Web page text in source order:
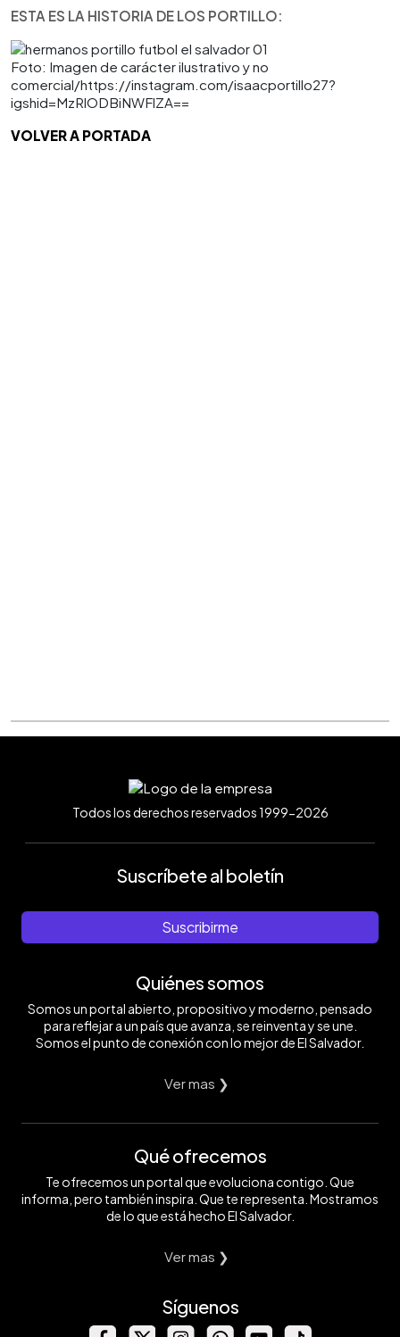
ESTA ES LA HISTORIA DE LOS PORTILLO:
Foto: Imagen de carácter ilustrativo y no
comercial/https://instagram.com/isaacportillo27?
igshid=MzRlODBiNWFlZA==
VOLVER A PORTADA
Todos los derechos reservados 1999-2026
Suscríbete al boletín
Suscribirme
Quiénes somos
Somos un portal abierto, propositivo y moderno, pensado
para reflejar a un país que avanza, se reinventa y se une.
Somos el punto de conexión con lo mejor de El Salvador.
Ver mas ❯
Qué ofrecemos
Te ofrecemos un portal que evoluciona contigo. Que
informa, pero también inspira. Que te representa. Mostramos
de lo que está hecho El Salvador.
Ver mas ❯
Síguenos